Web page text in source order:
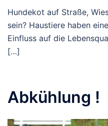
Hundekot auf Straße,
sein? Haustiere haben
Einfluss auf die
[…]
Abkühlung !